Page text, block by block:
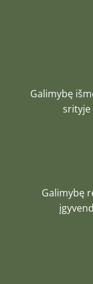
Galimybę
srityje
Galimybę